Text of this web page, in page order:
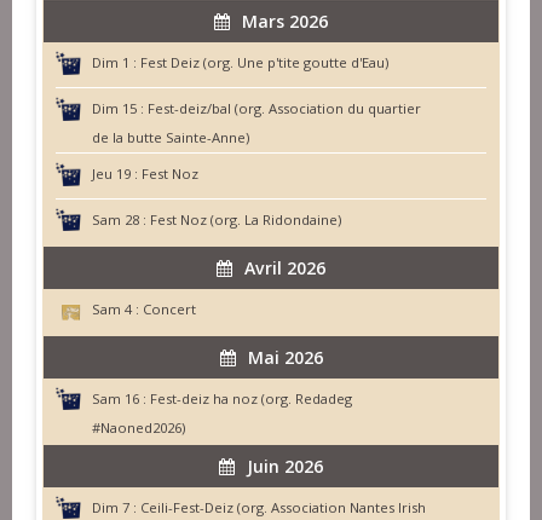
Mars 2026
Dim 1 : Fest Deiz (org. Une p'tite goutte d'Eau)
Dim 15 : Fest-deiz/bal (org. Association du quartier
de la butte Sainte-Anne)
Jeu 19 : Fest Noz
Sam 28 : Fest Noz (org. La Ridondaine)
Avril 2026
Sam 4 : Concert
Mai 2026
Sam 16 : Fest-deiz ha noz (org. Redadeg
#Naoned2026)
Juin 2026
Dim 7 : Ceili-Fest-Deiz (org. Association Nantes Irish